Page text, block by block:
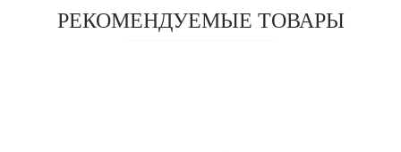
РЕКОМЕНДУЕМЫЕ ТОВАРЫ